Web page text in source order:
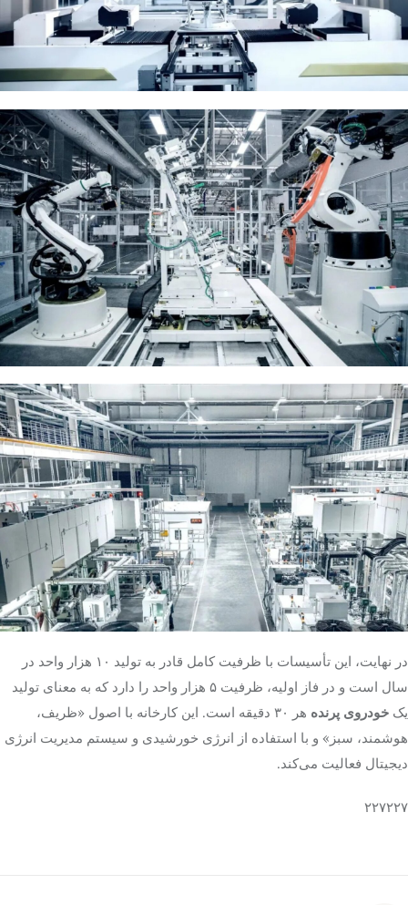
در نهایت، این تأسیسات با ظرفیت کامل قادر به تولید ۱۰ هزار واحد در
سال است و در فاز اولیه، ظرفیت ۵ هزار واحد را دارد که به معنای تولید
یک خودروی پرنده
هر ۳۰ دقیقه است. این کارخانه با اصول «ظریف،
هوشمند، سبز» و با استفاده از انرژی خورشیدی و سیستم مدیریت انرژی
دیجیتال فعالیت می‌کند.
۲۲۷۲۲۷